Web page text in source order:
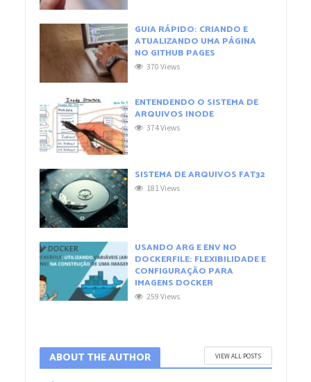
GUIA RÁPIDO: CRIANDO E
ATUALIZANDO UMA PÁGINA
NO GITHUB PAGES
370 Views
ENTENDENDO O SISTEMA DE
ARQUIVOS INODE
374 Views
SISTEMA DE ARQUIVOS FAT32
181 Views
USANDO ARG E ENV NO
DOCKERFILE: FLEXIBILIDADE E
CONFIGURAÇÃO PARA
IMAGENS DOCKER
259 Views
ABOUT THE AUTHOR VIEW ALL POSTS